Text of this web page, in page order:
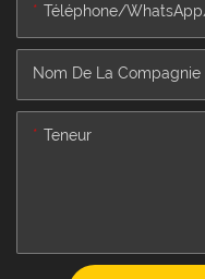
Téléphone/
Nom De La Compagnie
Teneur